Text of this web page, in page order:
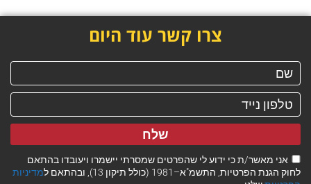
צרו קשר עוד היום
אני מאשר/ת כי ידוע לי שהפרטים שמסרתי יישמרו ויעובדו בהתאם
לחוק הגנת הפרטיות, התשמ"א–1981 (כולל תיקון 13), ובהתאם ל
מדיניות
שלח